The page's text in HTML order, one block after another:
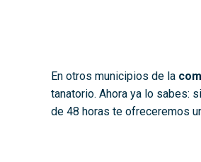
En otros municipios de la
tanatorio. Ahora ya lo sabes:
de 48 horas te ofreceremos